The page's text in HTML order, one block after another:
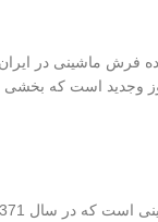
وجدید است که